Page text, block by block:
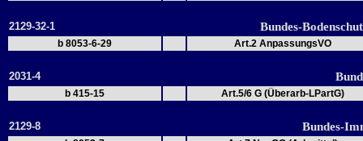
2129-32-1 Bundes-
b 8053-6-29 Art.2 AnpassungsVO
2031-4
b 415-15 Art.5/6 G (Überarb-LPartG)
2129-8 Bundes-